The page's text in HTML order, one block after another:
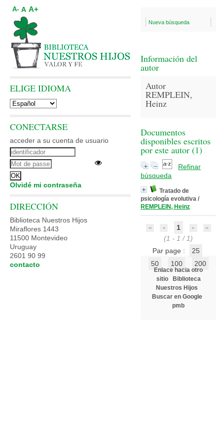
Nueva búsqueda
Información del
autor
Autor
REMPLEIN,
Heinz
Documentos
disponibles escritos
por este autor (1)
Refinar
búsqueda
Tratado de
psicología evolutiva /
REMPLEIN, Heinz
1
(1 - 1 / 1)
Par page :
25
50
100 200
Enlace hacia otro
sitio
Biblioteca
Nuestros Hijos
Buscar en Google
pmb
A- A A+
ELIGE IDIOMA
CONECTARSE
acceder a su cuenta de usuario
Olvidé mi contraseña
DIRECCIÓN
Biblioteca Nuestros Hijos
Miraflores 1443
11500 Montevideo
Uruguay
2601 90 99
contacto